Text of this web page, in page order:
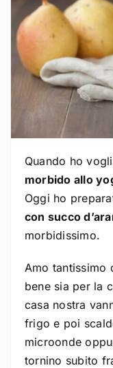
Quando ho
morbido allo
Oggi ho
con succo
morbidissimo.
Amo tantissimo
bene sia per la
casa nostra
frigo e poi
microonde
tornino subito